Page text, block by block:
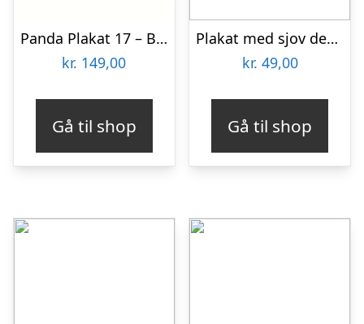
Panda Plakat 17 – Brneplakat 21 x 29,7 cm (A4)
kr. 149,00
Gå til shop
Plakat med sjov definition af hund
kr. 49,00
Gå til shop